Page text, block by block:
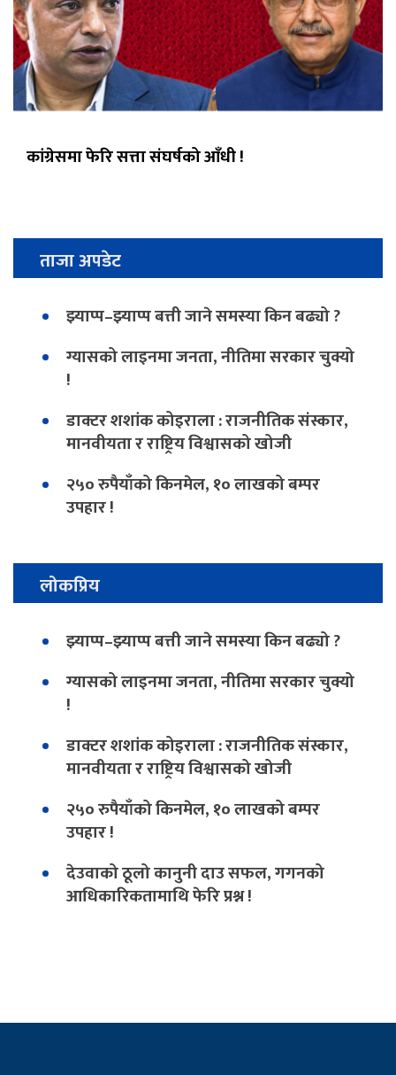
कांग्रेसमा फेरि सत्ता संघर्षको आँधी !
ताजा अपडेट
झ्याप्प–झ्याप्प बत्ती जाने समस्या किन बढ्यो ?
ग्यासको लाइनमा जनता, नीतिमा सरकार चुक्यो
!
डाक्टर शशांक कोइराला : राजनीतिक संस्कार,
मानवीयता र राष्ट्रिय विश्वासको खोजी
२५० रुपैयाँको किनमेल, १० लाखको बम्पर
उपहार !
लोकप्रिय
झ्याप्प–झ्याप्प बत्ती जाने समस्या किन बढ्यो ?
ग्यासको लाइनमा जनता, नीतिमा सरकार चुक्यो
!
डाक्टर शशांक कोइराला : राजनीतिक संस्कार,
मानवीयता र राष्ट्रिय विश्वासको खोजी
२५० रुपैयाँको किनमेल, १० लाखको बम्पर
उपहार !
देउवाको ठूलो कानुनी दाउ सफल, गगनको
आधिकारिकतामाथि फेरि प्रश्न !